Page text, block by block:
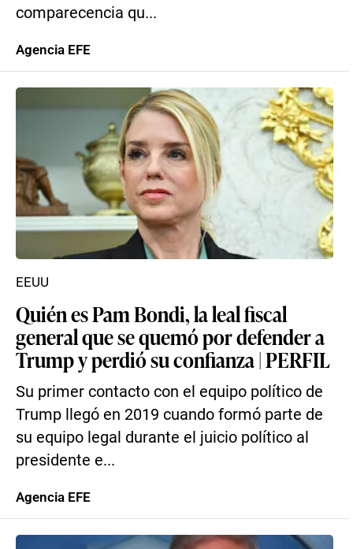
comparecencia qu...
Agencia EFE
Quién es Pam Bondi, la leal fiscal
general que se quemó por defender a
Trump y perdió su confianza | PERFIL
Su primer contacto con el equipo político de
Trump llegó en 2019 cuando formó parte de
su equipo legal durante el juicio político al
presidente e...
EEUU
Agencia EFE